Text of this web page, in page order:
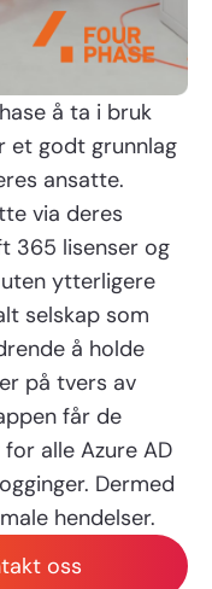
å ta i bruk
et godt grunnlag
ansatte.
via deres
365 lisenser og
ytterligere
selskap som
å holde
på tvers av
får de
alle Azure AD
Dermed
hendelser.
oss